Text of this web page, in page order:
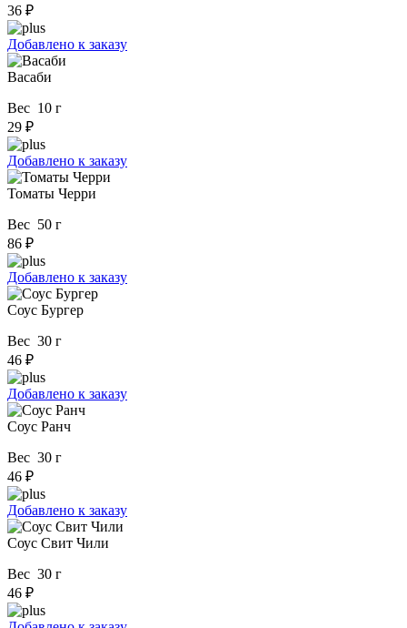
36 ₽
Добавлено к заказу
Васаби
Вес 10 г
29 ₽
Добавлено к заказу
Томаты Черри
Вес 50 г
86 ₽
Добавлено к заказу
Соус Бургер
Вес 30 г
46 ₽
Добавлено к заказу
Соус Ранч
Вес 30 г
46 ₽
Добавлено к заказу
Соус Свит Чили
Вес 30 г
46 ₽